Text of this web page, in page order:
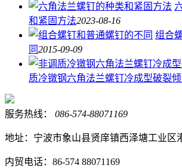
和紧固方法2023-08-16
组合
同2015-09-09
质冷镦钢六角法兰螺钉冷成型破裂
服务热线： 086-574-88071169
地址：宁波市象山县贤庠镇西泽塘工业区
内贸电话：86-574 88071169